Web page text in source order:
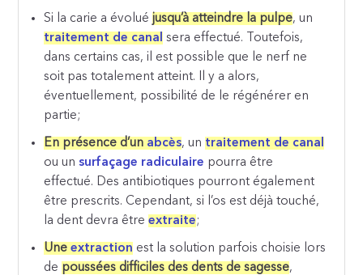
Si la carie a évoluéjusqu’à atteindre la pulpe, un
traitement de canal sera effectué. Toutefois,
dans certains cas, il est possible que le nerf ne
soit pas totalement atteint. Il y a alors,
éventuellement, possibilité de le régénérer en
partie;
En présence d’un abcès, un traitement de canal
ou unsurfaçage radiculaire pourra être
effectué. Des antibiotiques pourront également
être prescrits. Cependant, si l’os est déjà touché,
la dent devra êtreextraite;
Uneextraction est la solution parfois choisie lors
de poussées difficiles des dents de sagesse,